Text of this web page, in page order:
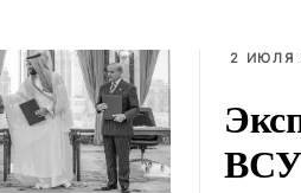
2 ИЮЛЯ
ВСУ